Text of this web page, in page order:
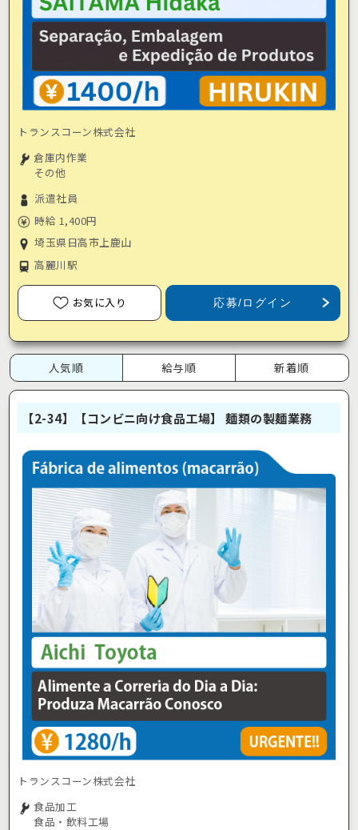
トランスコーン株式会社
倉庫内作業
その他
派遣社員
時給 1,400円
埼玉県日高市上鹿山
高麗川駅
お気に入り 応募/ログイン
人気順 給与順 新着順
【2-34】【コンビニ向け食品工場】 麺類の製麺業務
トランスコーン株式会社
食品加工
食品・飲料工場